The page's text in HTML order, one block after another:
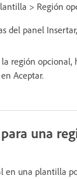
> Región
del panel
región
Aceptar.
una
en una plantilla